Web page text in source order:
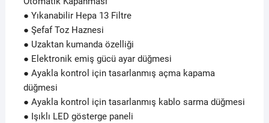
● Yıkanabilir Hepa 13 Filtre
● Şefaf Toz Haznesi
● Uzaktan kumanda özelliği
● Elektronik emiş gücü ayar düğmesi
● Ayakla kontrol için tasarlanmış açma kapama
düğmesi
● Ayakla kontrol için tasarlanmış kablo sarma düğmesi
● Işıklı LED gösterge paneli